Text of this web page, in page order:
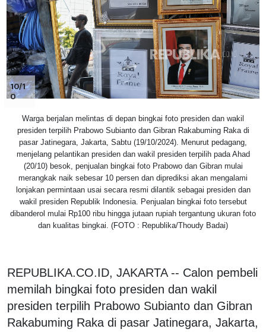
10/1
0
Warga berjalan melintas di depan bingkai foto presiden dan wakil
presiden terpilih Prabowo Subianto dan Gibran Rakabuming Raka di
pasar Jatinegara, Jakarta, Sabtu (19/10/2024). Menurut pedagang,
menjelang pelantikan presiden dan wakil presiden terpilih pada Ahad
(20/10) besok, penjualan bingkai foto Prabowo dan Gibran mulai
merangkak naik sebesar 10 persen dan diprediksi akan mengalami
lonjakan permintaan usai secara resmi dilantik sebagai presiden dan
wakil presiden Republik Indonesia. Penjualan bingkai foto tersebut
dibanderol mulai Rp100 ribu hingga jutaan rupiah tergantung ukuran foto
dan kualitas bingkai. (FOTO : Republika/Thoudy Badai)
REPUBLIKA.CO.ID, JAKARTA -- Calon pembeli
memilah bingkai foto presiden dan wakil
presiden terpilih Prabowo Subianto dan Gibran
Rakabuming Raka di pasar Jatinegara, Jakarta,